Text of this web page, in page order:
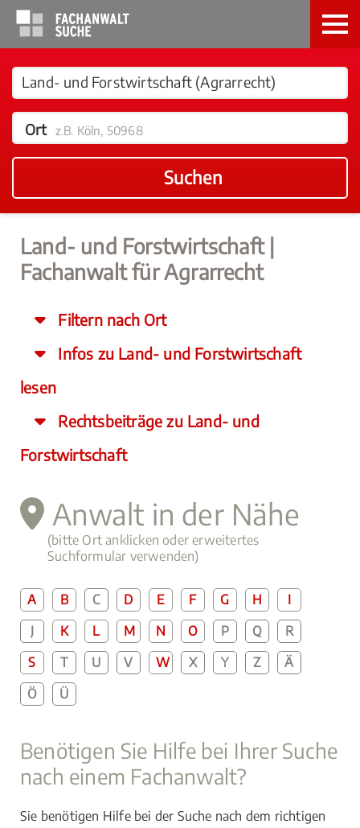
Ort z.B. Köln, 50968
Suchen
Land- und Forstwirtschaft |
Fachanwalt für Agrarrecht
Filtern nach Ort
Infos zu Land- und Forstwirtschaft
lesen
Rechtsbeiträge zu Land- und
Forstwirtschaft
Anwalt in der Nähe
(bitte Ort anklicken oder erweitertes
Suchformular verwenden)
A B C D E F G H
I
J
K L M N O P Q
R
S
T U V W X Y Z
Ä
Ö
Ü
Benötigen Sie Hilfe bei Ihrer Suche
nach einem Fachanwalt?
Sie benötigen Hilfe bei der Suche nach dem richtigen